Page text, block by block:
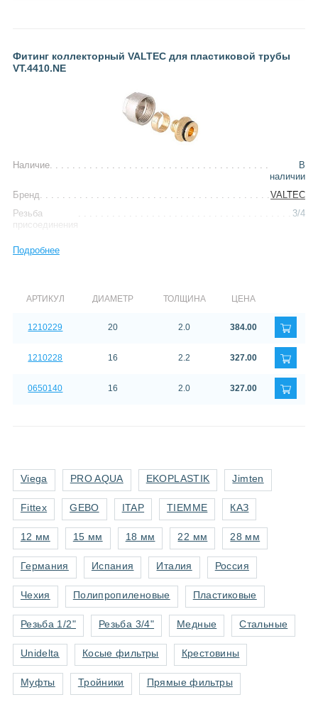
Фитинг коллекторный VALTEC для пластиковой трубы
VT.4410.NE
Наличие
В
наличии
Бренд
VALTEC
Резьба
присоединения
3/4
Подробнее
АРТИКУЛ ДИАМЕТР ТОЛЩИНА ЦЕНА
1210229 20 2.0 384.00
1210228 16 2.2 327.00
0650140 16 2.0 327.00
Viega PRO AQUA EKOPLASTIK Jimten
Fittex GEBO ITAP TIEMME КАЗ
12 мм 15 мм 18 мм 22 мм 28 мм
Германия Испания Италия Россия
Чехия Полипропиленовые Пластиковые
Резьба 1/2" Резьба 3/4" Медные Стальные
Unidelta Косые фильтры Крестовины
Муфты Тройники Прямые фильтры